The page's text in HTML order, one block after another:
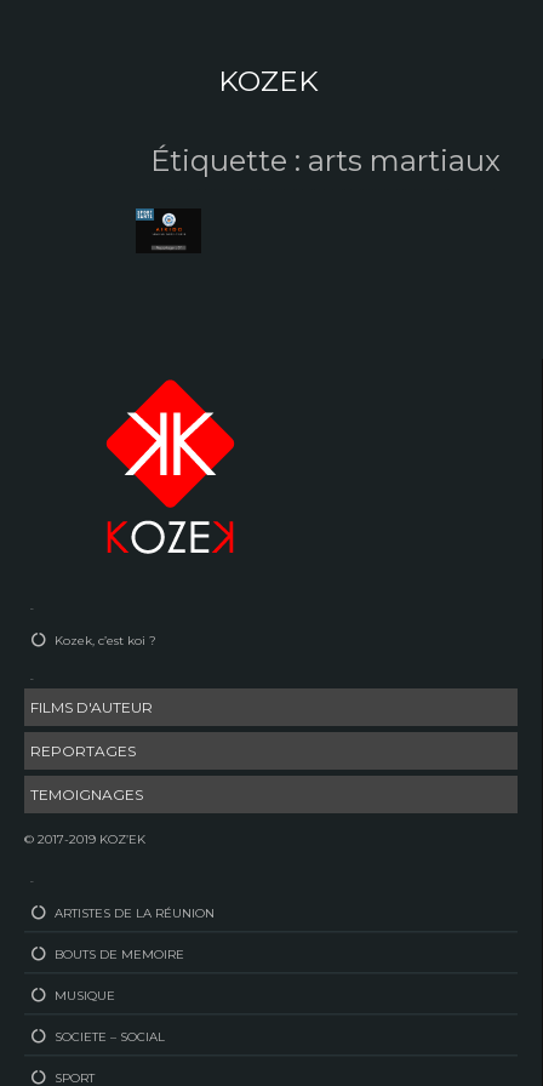
KOZEK
Étiquette : arts martiaux
–
Kozek, c’est koi ?
–
FILMS D'AUTEUR
REPORTAGES
TEMOIGNAGES
© 2017-2019 KOZ’EK
–
ARTISTES DE LA RÉUNION
BOUTS DE MEMOIRE
MUSIQUE
SOCIETE – SOCIAL
SPORT